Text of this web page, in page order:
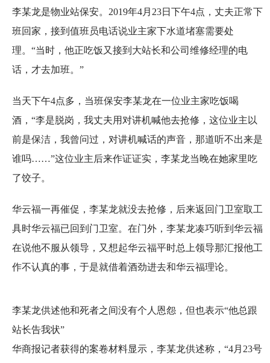
李某龙是物业站保安。2019年4月23日下午4点，丈夫正常下
班回家，接到值班员电话说业主家下水道堵塞需要处
理。“当时，他正吃饭又接到大站长和公司维修经理的电
话，才去加班。”
当天下午4点多，当班保安李某龙在一位业主家吃饭喝
酒，“李是脱岗，我丈夫用对讲机喊他去抢修，这位业主以
前是保洁，我曾问过，对讲机喊话的声音，那道听不出来是
谁吗……”这位业主后来作证证实，李某龙当晚在她家里吃
了饺子。
华云福一再催促，李某龙就没去抢修，后来返回门卫室取工
具时华云福已回到门卫室。在门外，李某龙凑巧听到华云福
在说他不服从领导，又想起华云福平时总上领导那汇报他工
作不认真的事，于是就借着酒劲进去和华云福理论。
李某龙供述他和死者之间没有个人恩怨，但也表示“他总跟
站长告我状”
华商报记者获得的案卷材料显示，李某龙供述称，“4月23号